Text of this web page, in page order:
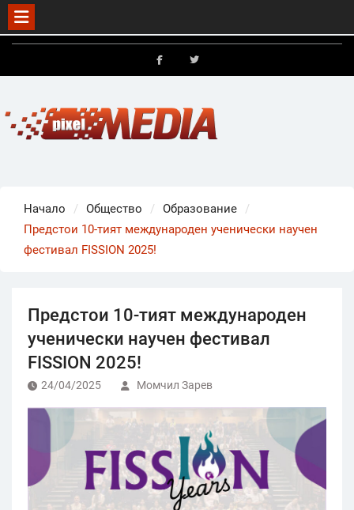
Skip
Начало Общество
Образование
Предстои 10-тият международен ученически научен
фестивал FISSION 2025!
Предстои 10-тият международен
ученически научен фестивал
FISSION 2025!
24/04/2025 Момчил Зарев